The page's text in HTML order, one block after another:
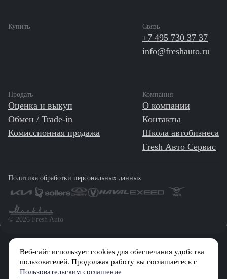
Веб-сайт использует cookies для обеспечания удобства
пользователей. Продолжая работу вы соглашаетесь с
Пользовательским соглашение
Купить
Продать
Оценка и выкуп
Обмен / Trade-in
Комиссионная продажа
Компания
О компании
Контакты
Школа автобизнеса
Fresh Авто Сервис
Связь
+7 495 730 37 37
info@freshauto.ru
©️ 2026 Fresh Auto
Политика обработки персональных данных
Сетевое издание «Первый автомобильный маркетплейс» зарегистрировано
Решением Федеральной службы по надзору в сфере связи, информационных
технологий и массовых коммуникаций (Роскомнадзор) № Эл № ФС77-84512 от
29 декабря 2022 г.